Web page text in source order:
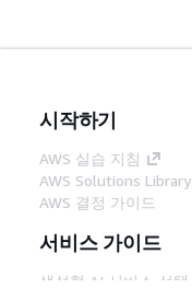
시작하기
AWS 실습 지침
AWS Solutions Library
AWS 결정 가이드
서비스 가이드
생성형 AI 서비스 선택